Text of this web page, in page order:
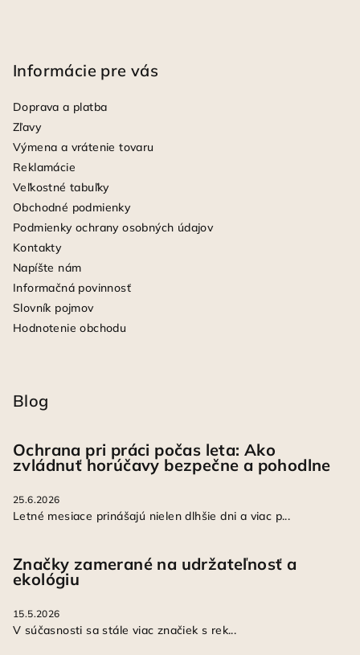
Informácie pre vás
Doprava a platba
Zľavy
Výmena a vrátenie tovaru
Reklamácie
Veľkostné tabuľky
Obchodné podmienky
Podmienky ochrany osobných údajov
Kontakty
Napíšte nám
Informačná povinnosť
Slovník pojmov
Hodnotenie obchodu
Blog
Ochrana pri práci počas leta: Ako
zvládnuť horúčavy bezpečne a pohodlne
25.6.2026
Letné mesiace prinášajú nielen dlhšie dni a viac p...
Značky zamerané na udržateľnosť a
ekológiu
15.5.2026
V súčasnosti sa stále viac značiek s rek...